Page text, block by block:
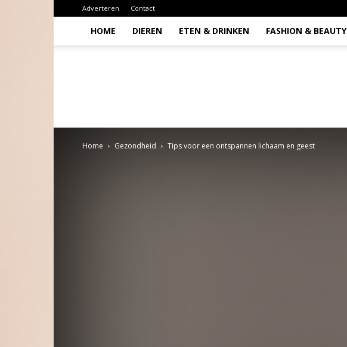
Adverteren Contact
HOME DIEREN ETEN & DRINKEN FASHION & BEAUTY
Home Gezondheid Tips voor een ontspannen lichaam en geest